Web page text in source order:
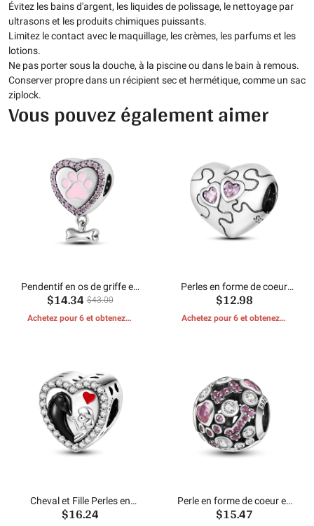
Évitez les bains d'argent, les liquides de polissage, le nettoyage par
ultrasons et les produits chimiques puissants.
Limitez le contact avec le maquillage, les crèmes, les parfums et les
lotions.
Ne pas porter sous la douche, à la piscine ou dans le bain à remous.
Conserver propre dans un récipient sec et hermétique, comme un sac
ziplock.
Vous pouvez également aimer
Pendentif en os de griffe en
forme de coeur
$14.34 $43.00
Achetez pour 6 et obtenez 1
Perles en forme de coeur
d'électrocardiogramme
$12.98
Achetez pour 6 et obtenez 1
Cheval et Fille Perles en
Forme de Coeur
$16.24
Perle en forme de coeur en
os de chien
$15.47